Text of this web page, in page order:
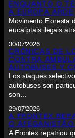
ENQUANTO O
A EUROPA ARDE
Movimento Floresta
eucaliptais ilegais
30/07/2026
CRÓNICAS DE
CONTRA
AUTOBUSES Y
Los ataques
autobuses son
son…
29/07/2026
A FRONTEX
O
A Frontex repatriou